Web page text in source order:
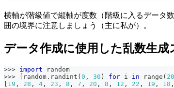
横軸が階級値で縦軸が度数（階級に入るデータ
囲の境界に注意しましょう（主に私が）。
データ作成に使用した乱数生成
>>> import random
>>> [ random . randint (0 , 30 ) for i in range ( 20
[ 19 , 28 , 4 , 23 , 8 , 7 , 20 , 8 , 12 , 22 , 19 , 18 ,